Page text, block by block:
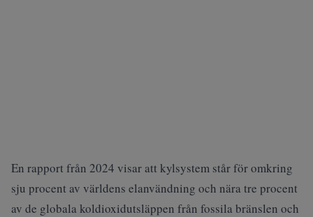
En rapport från 2024 visar att kylsystem står för omkring
sju procent av världens elanvändning och nära tre procent
av de globala koldioxidutsläppen från fossila bränslen och